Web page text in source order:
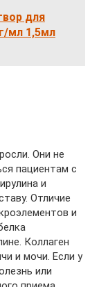
для
мл 1,5мл
Они не
пациентам с
и
Отличие
и
Коллаген
и мочи. Если у
или